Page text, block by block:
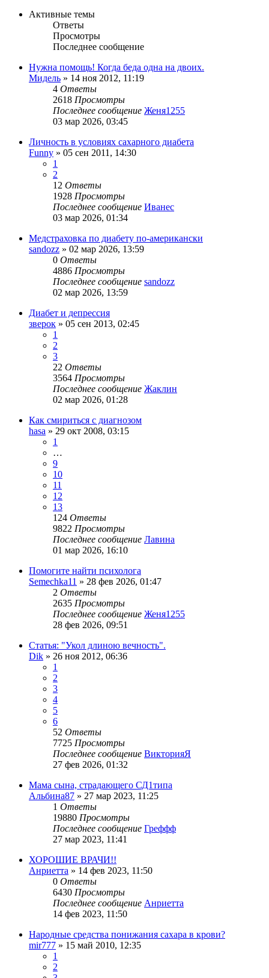
Активные темы
Ответы
Просмотры
Последнее сообщение
Нужна помощь! Когда беда одна на двоих.
Мидель » 14 ноя 2012, 11:19
4 Ответы
2618 Просмотры
Последнее сообщение Женя1255
03 мар 2026, 03:45
Личность в условиях сахарного диабета
Funny » 05 сен 2011, 14:30
1
2
12 Ответы
1928 Просмотры
Последнее сообщение Иванес
03 мар 2026, 01:34
Медстраховка по диабету по-американски
sandozz » 02 мар 2026, 13:59
0 Ответы
4886 Просмотры
Последнее сообщение sandozz
02 мар 2026, 13:59
Диабет и депрессия
зверок » 05 сен 2013, 02:45
1
2
3
22 Ответы
3564 Просмотры
Последнее сообщение Жаклин
02 мар 2026, 01:28
Как смириться с диагнозом
hasa » 29 окт 2008, 03:15
1
…
9
10
11
12
13
124 Ответы
9822 Просмотры
Последнее сообщение Лавина
01 мар 2026, 16:10
Помогите найти психолога
Semechka11 » 28 фев 2026, 01:47
2 Ответы
2635 Просмотры
Последнее сообщение Женя1255
28 фев 2026, 09:51
Статья: "Укол длиною вечность".
Dik » 26 ноя 2012, 06:36
1
2
3
4
5
6
52 Ответы
7725 Просмотры
Последнее сообщение ВикторияЯ
27 фев 2026, 01:32
Мама сына, страдающего СД1типа
Альбина87 » 27 мар 2023, 11:25
1 Ответы
19880 Просмотры
Последнее сообщение Греффф
27 мар 2023, 11:41
ХОРОШИЕ ВРАЧИ!!
Анриетта » 14 фев 2023, 11:50
0 Ответы
6430 Просмотры
Последнее сообщение Анриетта
14 фев 2023, 11:50
Народные средства понижания сахара в крови?
mir777 » 15 май 2010, 12:35
1
2